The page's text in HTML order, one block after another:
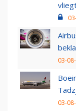
03-
03-